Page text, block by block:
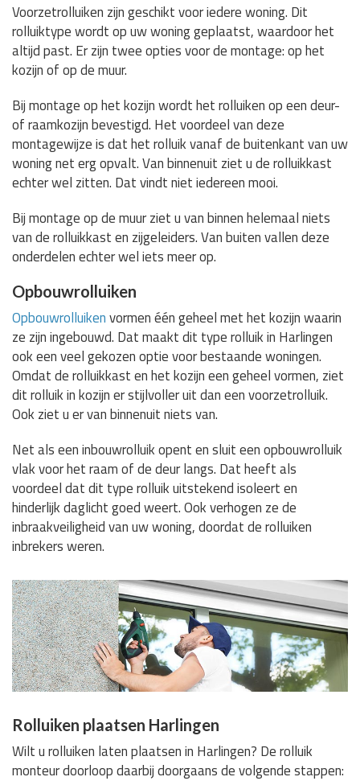
Voorzetrolluiken zijn geschikt voor iedere woning. Dit
rolluiktype wordt op uw woning geplaatst, waardoor het
altijd past. Er zijn twee opties voor de montage: op het
kozijn of op de muur.
Bij montage op het kozijn wordt het rolluiken op een deur-
of raamkozijn bevestigd. Het voordeel van deze
montagewijze is dat het rolluik vanaf de buitenkant van uw
woning net erg opvalt. Van binnenuit ziet u de rolluikkast
echter wel zitten. Dat vindt niet iedereen mooi.
Bij montage op de muur ziet u van binnen helemaal niets
van de rolluikkast en zijgeleiders. Van buiten vallen deze
onderdelen echter wel iets meer op.
Opbouwrolluiken
Opbouwrolluikenvormen één geheel met het kozijn waarin
ze zijn ingebouwd. Dat maakt dit type rolluik in Harlingen
ook een veel gekozen optie voor bestaande woningen.
Omdat de rolluikkast en het kozijn een geheel vormen, ziet
dit rolluik in kozijn er stijlvoller uit dan een voorzetrolluik.
Ook ziet u er van binnenuit niets van.
Net als een inbouwrolluik opent en sluit een opbouwrolluik
vlak voor het raam of de deur langs. Dat heeft als
voordeel dat dit type rolluik uitstekend isoleert en
hinderlijk daglicht goed weert. Ook verhogen ze de
inbraakveiligheid van uw woning, doordat de rolluiken
inbrekers weren.
Rolluiken plaatsen Harlingen
Wilt u rolluiken laten plaatsen in Harlingen? De rolluik
monteur doorloop daarbij doorgaans de volgende stappen: